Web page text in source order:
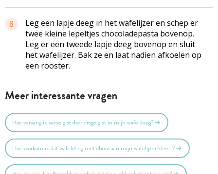
8
Leg een lapje deeg in het wafelijzer en schep er
twee kleine lepeltjes chocoladepasta bovenop.
Leg er een tweede lapje deeg bovenop en sluit
het wafelijzer. Bak ze en laat nadien afkoelen op
een rooster.
Meer interessante vragen
Hoe vervang ik verse gist door droge gist in mijn wafeldeeg?
Hoe voorkom ik dat wafeldeeg met choco aan mijn wafelijzer kleeft?